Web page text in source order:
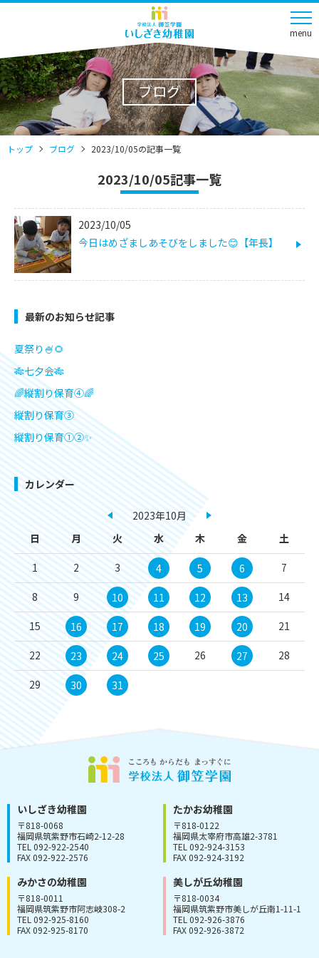
menu
ブログ
トップ ブログ 2023/10/05の記事一覧
2023/10/05記事一覧
2023/10/05
今日はめざましあそびをしました😊【年長】
最新のお知らせ記事
夏祭り🍧🌻
🎋七夕会🎋
🌈縦割り保育④🌈
縦割り保育③
縦割り保育①②✨
カレンダー
2023年10月
日
月 火 水 木 金 土
1 2 3 4 5 6 7
8 9 10 11 12 13 14
15 16 17 18 19 20 21
22 23 24 25 26 27 28
29 30 31
いしざき幼稚園
〒818-0068
福岡県筑紫野市石崎2-12-28
TEL 092-922-2540
FAX 092-922-2576
たかお幼稚園
〒818-0122
福岡県太宰府市高雄2-3781
TEL 092-924-3153
FAX 092-924-3192
みかさの幼稚園
〒818-0011
福岡県筑紫野市阿志岐308-2
TEL 092-925-8160
FAX 092-925-8170
美しが丘幼稚園
〒818-0034
福岡県筑紫野市美しが丘南1-11-1
TEL 092-926-3876
FAX 092-926-3872